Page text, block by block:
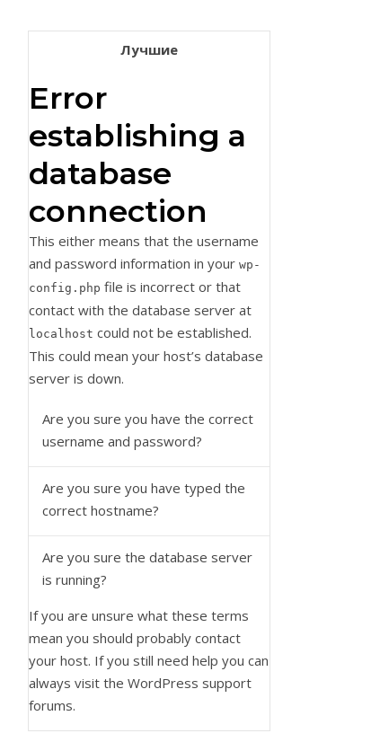
Лучшие
Error
establishing a
database
connection
This either means that the username
and password information in your wp-
config.php file is incorrect or that
contact with the database server at
localhost could not be established.
This could mean your host’s database
server is down.
Are you sure you have the correct
username and password?
Are you sure you have typed the
correct hostname?
Are you sure the database server
is running?
If you are unsure what these terms
mean you should probably contact
your host. If you still need help you can
always visit the WordPress support
forums.